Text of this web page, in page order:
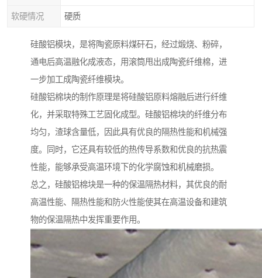
软硬情况 硬质
硅酸铝模块，是将陶瓷原料煤矸石，经过煅烧、粉碎，
通电后高温融化成液态，用滚筒甩出成陶瓷纤维棉，进
一步加工成陶瓷纤维模块。
硅酸铝棉块的制作原理是将硅酸铝原料熔融后进行纤维
化，并采取特殊工艺固化成型。硅酸铝棉块的纤维分布
均匀，渣球含量低，因此具有优良的隔热性能和机械强
度。同时，它还具有较低的热传导系数和优良的抗热震
性能，能够承受高温环境下的化学腐蚀和机械磨损。
总之，硅酸铝棉块是一种的保温隔热材料，其优良的耐
高温性能、隔热性能和防火性能使其在高温设备和建筑
物的保温隔热中发挥重要作用。